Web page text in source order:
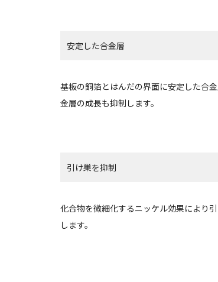
安定した合金層
基板の銅箔とはんだの界面に安定した合
金層の成長も抑制します。
引け巣を抑制
化合物を微細化するニッケル効果により
します。